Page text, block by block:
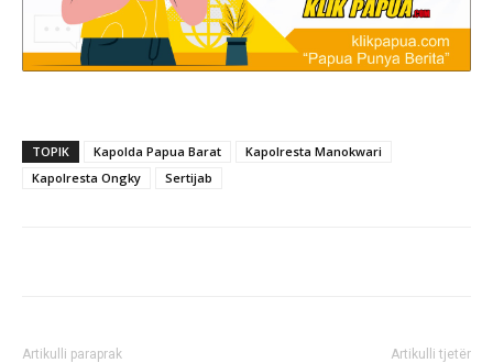
TOPIK Kapolda Papua Barat
Kapolresta Manokwari
Kapolresta Ongky
Sertijab
Artikulli paraprak Artikulli tjetër